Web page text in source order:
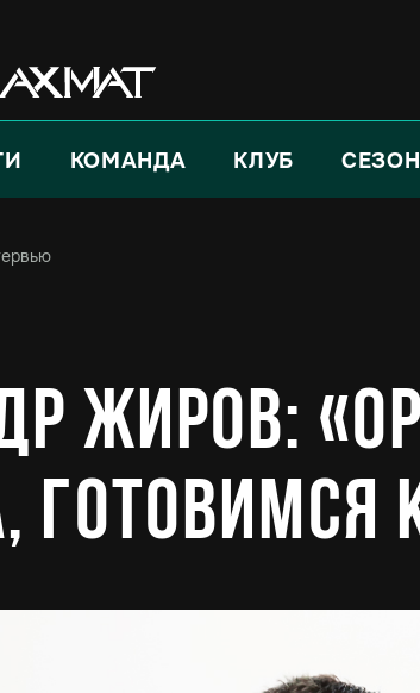
КОМАНДА КЛУБ СЕЗОН
Жиров:
готовимся